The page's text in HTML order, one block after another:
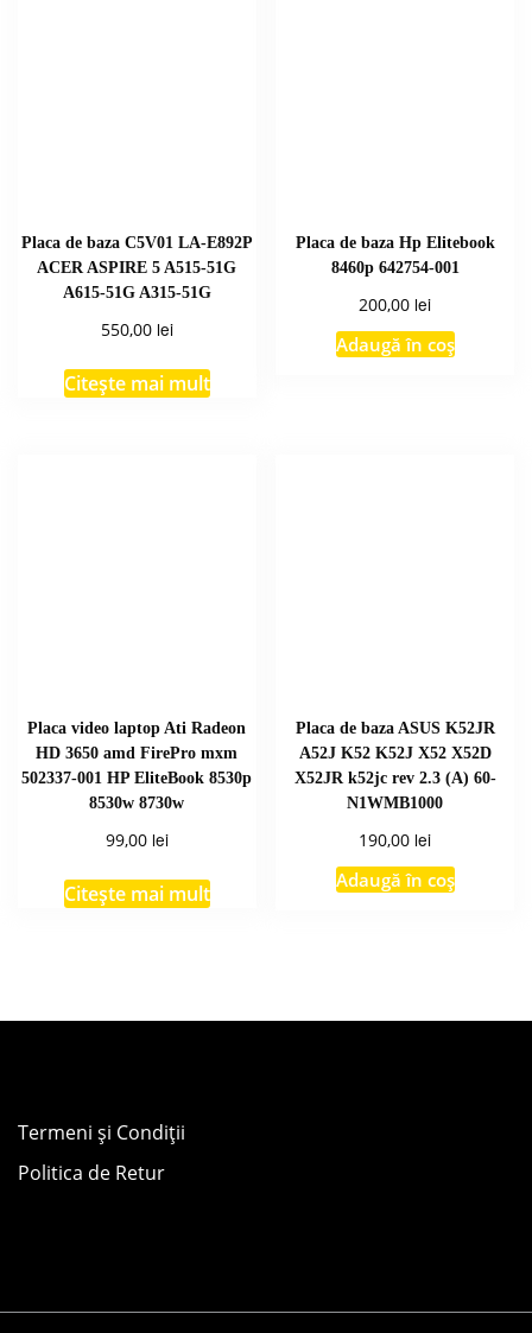
Placa de baza C5V01 LA-E892P
ACER ASPIRE 5 A515-51G
A615-51G A315-51G
550,00 lei
Citește mai mult
Placa de baza Hp Elitebook
8460p 642754-001
200,00 lei
Adaugă în coș
Placa video laptop Ati Radeon
HD 3650 amd FirePro mxm
502337-001 HP EliteBook 8530p
8530w 8730w
99,00 lei
Citește mai mult
Placa de baza ASUS K52JR
A52J K52 K52J X52 X52D
X52JR k52jc rev 2.3 (A) 60-
N1WMB1000
190,00 lei
Adaugă în coș
Termeni și Condiții
Politica de Retur